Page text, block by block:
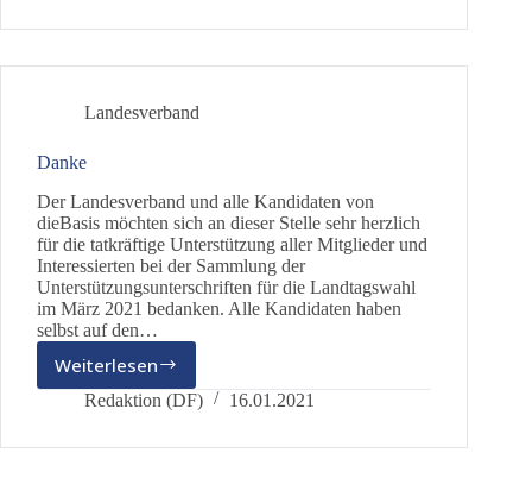
zur
Landesverband
Danke
Der Landesverband und alle Kandidaten von
dieBasis möchten sich an dieser Stelle sehr herzlich
für die tatkräftige Unterstützung aller Mitglieder und
Interessierten bei der Sammlung der
Unterstützungsunterschriften für die Landtagswahl
im März 2021 bedanken. Alle Kandidaten haben
selbst auf den…
Weiterlesen
Danke
Redaktion (DF) 16.01.2021